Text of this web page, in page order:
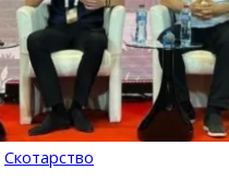
Скотарство